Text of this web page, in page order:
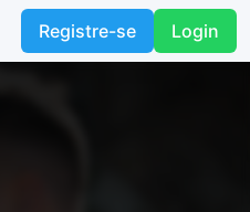
Registre-se Login